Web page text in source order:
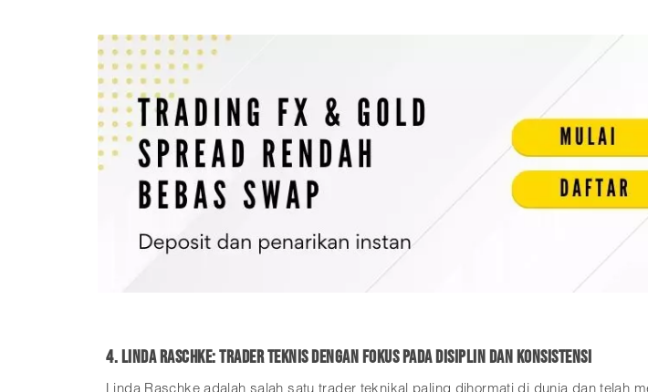
4. Linda Raschke: Trader Teknis dengan Fokus pada Disiplin dan Konsistensi